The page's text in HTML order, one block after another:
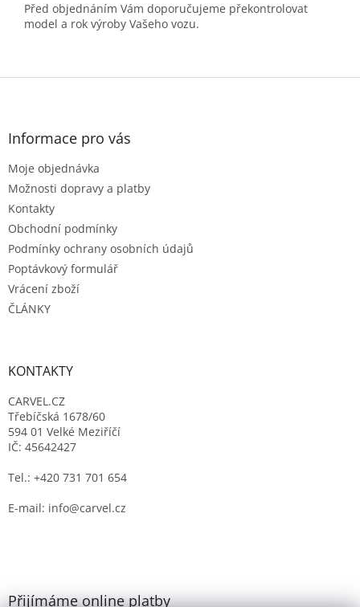
Před objednáním Vám doporučujeme překontrolovat
model a rok výroby Vašeho vozu.
Z
Informace pro vás
Moje objednávka
Možnosti dopravy a platby
Kontakty
Obchodní podmínky
Podmínky ochrany osobních údajů
Poptávkový formulář
Vrácení zboží
ČLÁNKY
KONTAKTY
CARVEL.CZ
Třebíčská 1678/60
594 01 Velké Meziříčí
IČ: 45642427
Tel.: +420 731 701 654
E-mail: info@carvel.cz
Přijímáme online platby